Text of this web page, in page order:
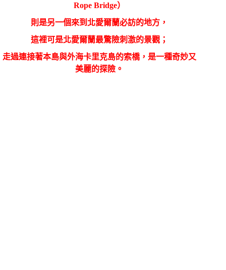
Rope Bridge）
則是另一個來到北愛爾蘭必訪的地方，
這裡可是北愛爾蘭最驚險刺激的景觀；
走過連接著本島與外海卡里克島的索橋，是一種奇妙又
美麗的探險。